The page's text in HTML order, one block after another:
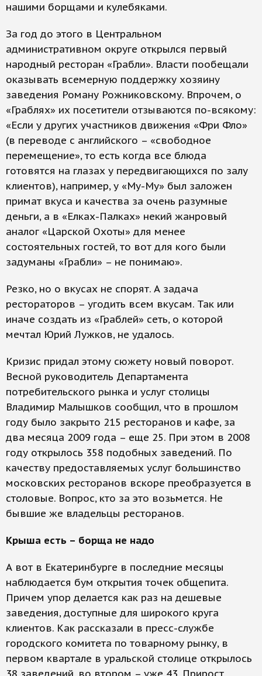
нашими борщами и кулебяками.
За год до этого в Центральном
административном округе открылся первый
народный ресторан «Грабли». Власти пообещали
оказывать всемерную поддержку хозяину
заведения Роману Рожниковскому. Впрочем, о
«Граблях» их посетители отзываются по-всякому:
«Если у других участников движения «Фри Фло»
(в переводе с английского – «свободное
перемещение», то есть когда все блюда
готовятся на глазах у передвигающихся по залу
клиентов), например, у «Му-Му» был заложен
примат вкуса и качества за очень разумные
деньги, а в «Елках-Палках» некий жанровый
аналог «Царской Охоты» для менее
состоятельных гостей, то вот для кого были
задуманы «Грабли» – не понимаю».
Резко, но о вкусах не спорят. А задача
рестораторов – угодить всем вкусам. Так или
иначе создать из «Граблей» сеть, о которой
мечтал Юрий Лужков, не удалось.
Кризис придал этому сюжету новый поворот.
Весной руководитель Департамента
потребительского рынка и услуг столицы
Владимир Малышков сообщил, что в прошлом
году было закрыто 215 ресторанов и кафе, за
два месяца 2009 года – еще 25. При этом в 2008
году открылось 358 подобных заведений. По
качеству предоставляемых услуг большинство
московских ресторанов вскоре преобразуется в
столовые. Вопрос, кто за это возьмется. Не
бывшие же владельцы ресторанов.
Крыша есть – борща не надо
А вот в Екатеринбурге в последние месяцы
наблюдается бум открытия точек общепита.
Причем упор делается как раз на дешевые
заведения, доступные для широкого круга
клиентов. Как рассказали в пресс-службе
городского комитета по товарному рынку, в
первом квартале в уральской столице открылось